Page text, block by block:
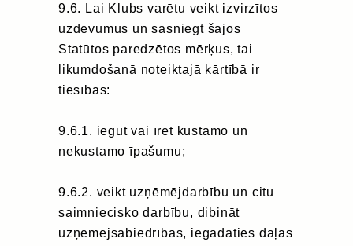
9.6. Lai Klubs varētu veikt izvirzītos
uzdevumus un sasniegt šajos
Statūtos paredzētos mērķus, tai
likumdošanā noteiktajā kārtībā ir
tiesības:
9.6.1. iegūt vai īrēt kustamo un
nekustamo īpašumu;
9.6.2. veikt uzņēmējdarbību un citu
saimniecisko darbību, dibināt
uzņēmējsabiedrības, iegādāties daļas